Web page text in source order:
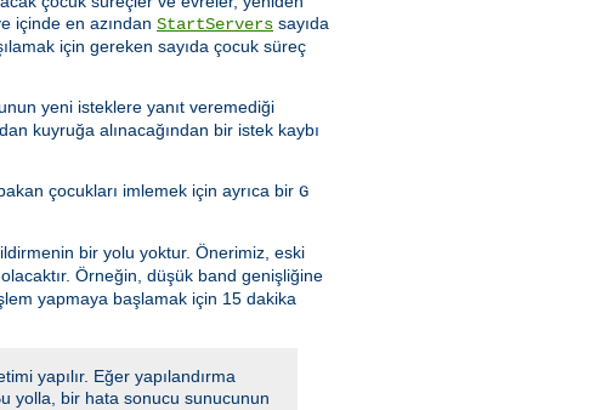
içinde en azından StartServers sayıda
için gereken sayıda çocuk süreç
yeni isteklere yanıt veremediği
kuyruğa alınacağından bir istek kaybı
çocukları imlemek için ayrıca bir G
bir yolu yoktur. Önerimiz, eski
Örneğin, düşük band genişliğine
yapmaya başlamak için 15 dakika
yapılır. Eğer yapılandırma
yolla, bir hata sonucu sunucunun